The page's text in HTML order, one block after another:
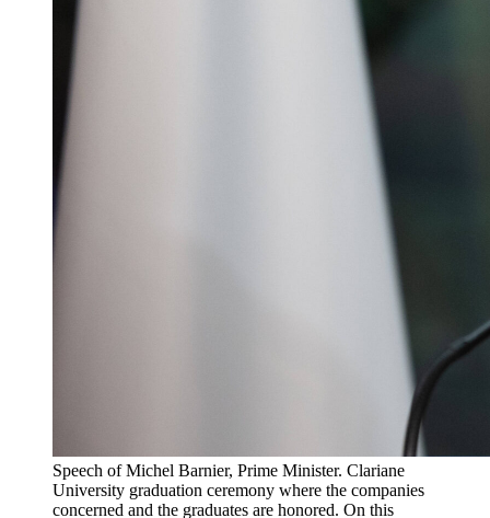
Speech of Michel Barnier, Prime Minister. Clariane
University graduation ceremony where the companies
concerned and the graduates are honored. On this